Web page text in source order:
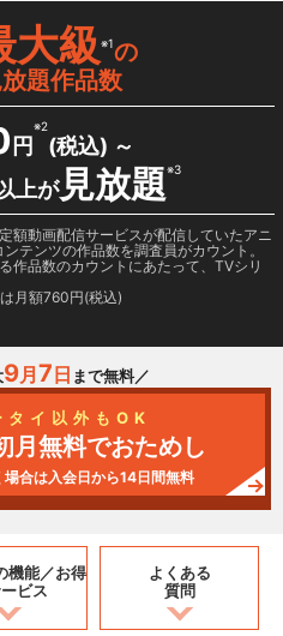
大級※1の
題作品数
円
※2
(税込) ～
上が見放題※3
額動画配信サービスが配信していたアニ
テンツの作品数を調査員がカウント。
作品数のカウントにあたって、TVシリ
月額760円(税込)
9月 7 日 まで無料／
タイ以外もOK
月無料でおためし
合は入会日から14日間無料
機能／お得
ビス
よくある
質問